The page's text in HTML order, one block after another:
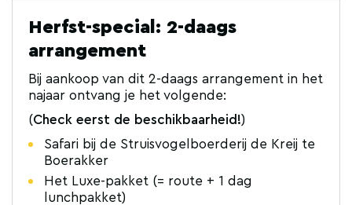
Herfst-special: 2-daags
arrangement
Bij aankoop van dit 2-daags arrangement in het
najaar ontvang je het volgende:
(Check eerst de beschikbaarheid!)
Safari bij de Struisvogelboerderij de Kreij te
Boerakker
Het Luxe-pakket (= route + 1 dag
lunchpakket)